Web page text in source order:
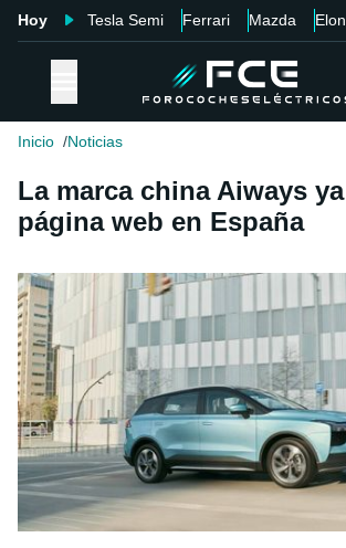
Hoy Tesla Semi Ferrari Mazda
Inicio Noticias
La marca china Aiways
página web en España